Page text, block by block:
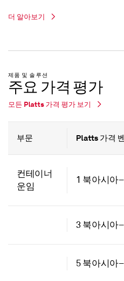
더 알아보기
제품 및 솔루션
주요 가격 평가
모든 Platts 가격 평가 보기
부문 Platts 가격
컨테이너
운임
1 북아시아
3 북아시아
5 북아시아